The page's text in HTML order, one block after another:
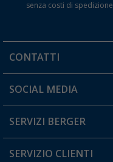
senza costi di spedizione
CONTATTI
Orari di apertura del servizio:
Hai una domanda?
SOCIAL MEDIA
SERVIZI BERGER
Diventare rivenditori
SERVIZIO CLIENTI